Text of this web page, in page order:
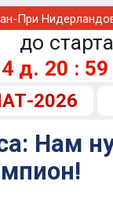
При
до
д. 20 : 59
2026
Нам